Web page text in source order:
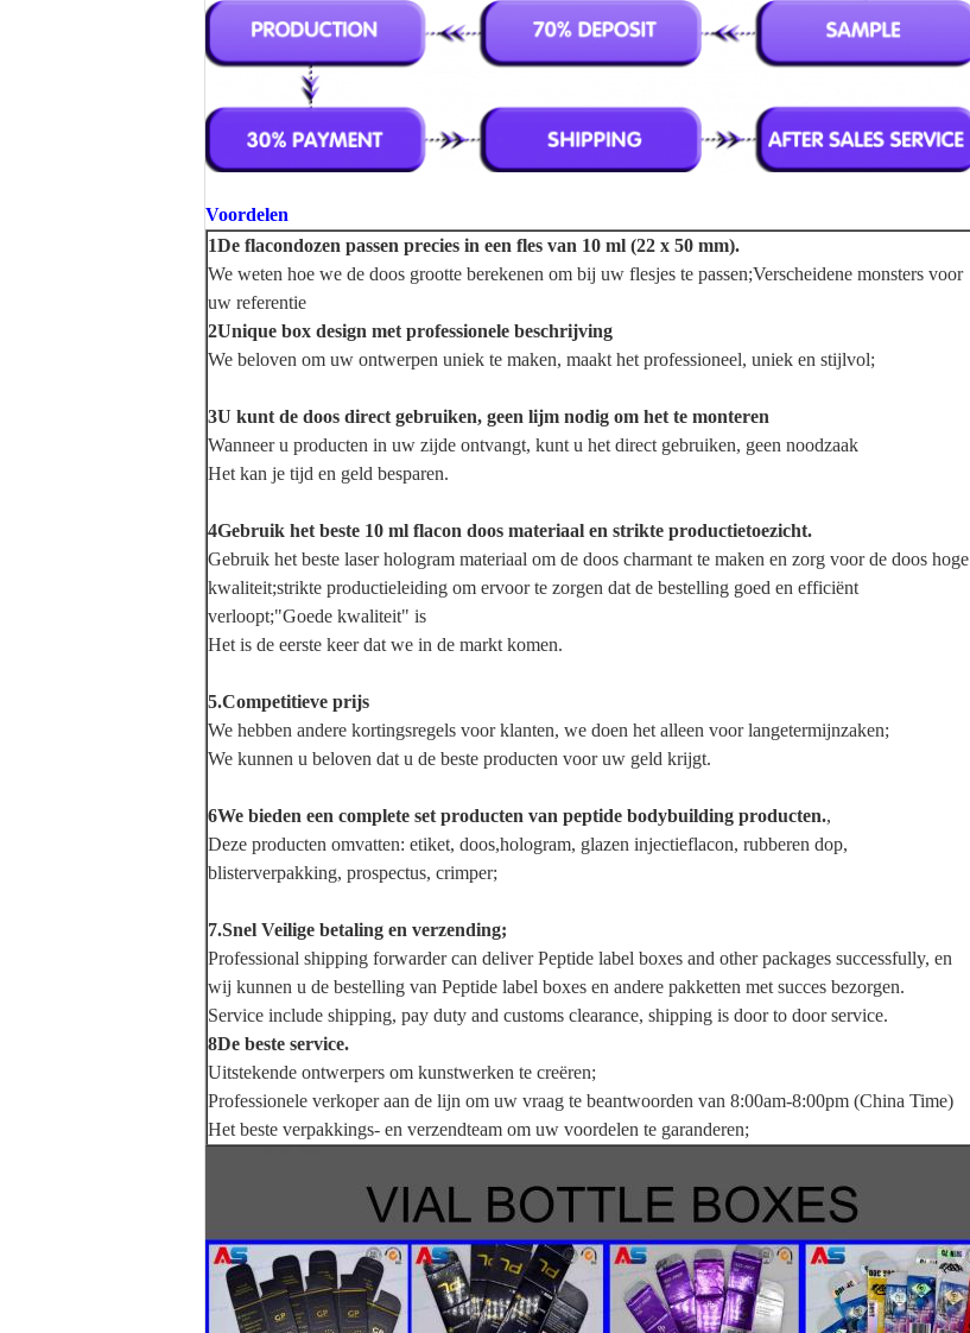
Voordelen
1De flacondozen passen precies in een fles van 10 ml (22 x 50 mm).
We weten hoe we de doos grootte berekenen om bij uw flesjes te passen;Verscheidene monsters voor
uw referentie
2Unique box design met professionele beschrijving
We beloven om uw ontwerpen uniek te maken, maakt het professioneel, uniek en stijlvol;
3U kunt de doos direct gebruiken, geen lijm nodig om het te monteren
Wanneer u producten in uw zijde ontvangt, kunt u het direct gebruiken, geen noodzaak
Het kan je tijd en geld besparen.
4Gebruik het beste 10 ml flacon doos materiaal en strikte productietoezicht.
Gebruik het beste laser hologram materiaal om de doos charmant te maken en zorg voor de doos hoge
kwaliteit;strikte productieleiding om ervoor te zorgen dat de bestelling goed en efficiënt
verloopt;"Goede kwaliteit" is
Het is de eerste keer dat we in de markt komen.
5.Competitieve prijs
We hebben andere kortingsregels voor klanten, we doen het alleen voor langetermijnzaken;
We kunnen u beloven dat u de beste producten voor uw geld krijgt.
6We bieden een complete set producten van peptide bodybuilding producten.,
Deze producten omvatten: etiket, doos,hologram, glazen injectieflacon, rubberen dop,
blisterverpakking, prospectus, crimper;
7.Snel Veilige betaling en verzending;
Professional shipping forwarder can deliver Peptide label boxes and other packages successfully, en
wij kunnen u de bestelling van Peptide label boxes en andere pakketten met succes bezorgen.
Service include shipping, pay duty and customs clearance, shipping is door to door service.
8De beste service.
Uitstekende ontwerpers om kunstwerken te creëren;
Professionele verkoper aan de lijn om uw vraag te beantwoorden van 8:00am-8:00pm (China Time)
Het beste verpakkings- en verzendteam om uw voordelen te garanderen;